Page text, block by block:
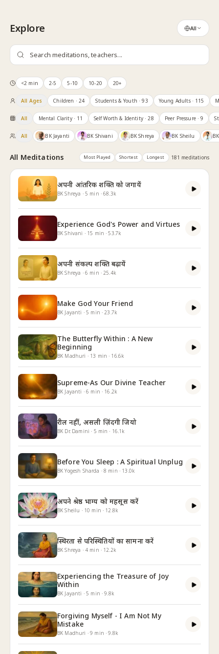
Explore All
<2 min 2-5 5-10 10-20 20+
All Ages Children · 24 Students & Youth · 93 Young Adults· 115
All Mental Clarity· 11 Self Worth & Identity· 28 Peer Pressure· 9
All BK Jayanti BK Shivani BK Shreya BK Sheilu
All Meditations Most Played Shortest Longest 181 meditations
अपनी आंतरिक शक्ति को जगायें
BK Shreya · 5 min ·68.3k
Experience God's Power and Virtues
BK Shivani · 15 min ·53.7k
अपनी संकल्प शक्ति बढ़ायें
BK Shreya · 6 min · 25.4k
Make God Your Friend
BK Jayanti ·5 min · 23.7k
The Butterfly Within : A New
Beginning
BK Madhuri · 13 min · 16.6k
Supreme-As Our Divine Teacher
BK Jayanti ·6 min · 16.2k
रील नहीं, असली ज़िंदगी जियो
BK Dr. Damini · 5 min · 16.1k
Before You Sleep : A Spiritual Unplug
BK Yogesh Sharda ·8 min · 13.0k
अपने श्रेष्ठ भाग्य को महसूस करें
BK Sheilu · 10 min · 12.8k
स्थिरता से परिस्थितियों का सामना करें
BK Shreya · 4 min · 12.2k
Experiencing the Treasure of Joy
Within
BK Jayanti ·5 min ·9.8k
Forgiving Myself - I Am Not My
Mistake
BK Madhuri ·9 min ·9.8k